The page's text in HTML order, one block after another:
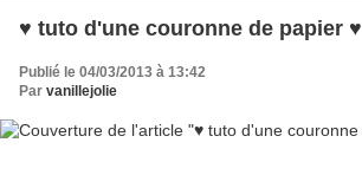
♥ tuto d'une couronne de papier ♥
Publié le 04/03/2013 à 13:42
Par vanillejolie